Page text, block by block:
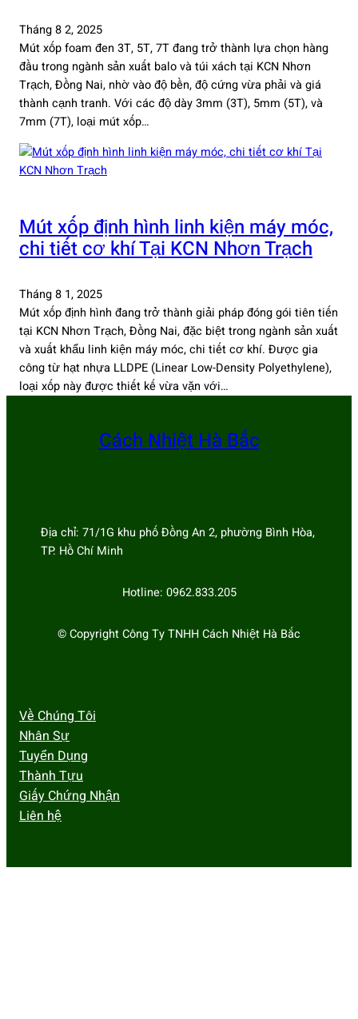
Tháng 8 2, 2025
Mút xốp foam đen 3T, 5T, 7T đang trở thành lựa chọn hàng
đầu trong ngành sản xuất balo và túi xách tại KCN Nhơn
Trạch, Đồng Nai, nhờ vào độ bền, độ cứng vừa phải và giá
thành cạnh tranh. Với các độ dày 3mm (3T), 5mm (5T), và
7mm (7T), loại mút xốp…
Mút xốp định hình linh kiện máy móc,
chi tiết cơ khí Tại KCN Nhơn Trạch
Tháng 8 1, 2025
Mút xốp định hình đang trở thành giải pháp đóng gói tiên tiến
tại KCN Nhơn Trạch, Đồng Nai, đặc biệt trong ngành sản xuất
và xuất khẩu linh kiện máy móc, chi tiết cơ khí. Được gia
công từ hạt nhựa LLDPE (Linear Low-Density Polyethylene),
loại xốp này được thiết kế vừa vặn với…
Cách Nhiệt Hà Bắc
Địa chỉ: 71/1G khu phố Đồng An 2, phường Bình Hòa,
TP. Hồ Chí Minh
Hotline: 0962.833.205
© Copyright Công Ty TNHH Cách Nhiệt Hà Bắc
Về Chúng Tôi
Nhân Sự
Tuyển Dụng
Thành Tựu
Giấy Chứng Nhận
Liên hệ